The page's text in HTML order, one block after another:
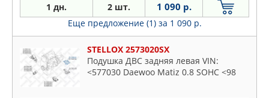
1 дн. 2 шт. 1 090 р.
Еще предложение (1) за 1 090 р.
STELLOX 2573020SX
Подушка ДВС задняя левая VIN:
<577030 Daewoo Matiz 0.8 SOHC <98